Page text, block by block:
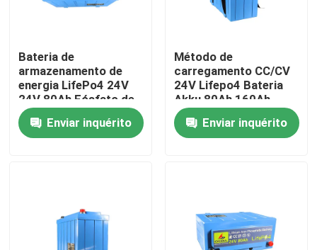
Casa
Show de RV
Bateria de
armazenamento de
energia LifePo4 24V
24V 80Ah Fósfato de
ferro de lítio LifePo4
Bateria com BMS
Enviar inquérito
Método de
carregamento CC/CV
24V Lifepo4 Bateria
Akku 80Ah 160Ah
Para armazenamento
de energia solar
Enviar inquérito